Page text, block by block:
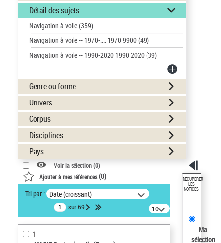
Détail des sujets
Navigation à voile(359)
Navigation à voile -- 1970-.... 1970 9900(49)
Navigation à voile -- 1990-2020 1990 2020(39)
Genre ou forme
Univers
Corpus
Disciplines
Pays
Voir la sélection (0)
Ajouter à mes références(0)
Tri par : Date (croissant)
sur 69
10
résultats/page
1
RÉCUPÉRER
LES
NOTICES
Ma
sélection